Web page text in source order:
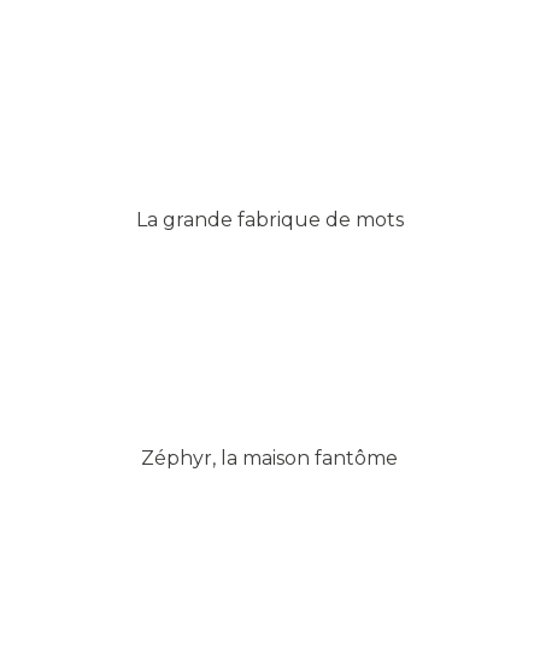
La grande fabrique de mots
Zéphyr, la maison fantôme